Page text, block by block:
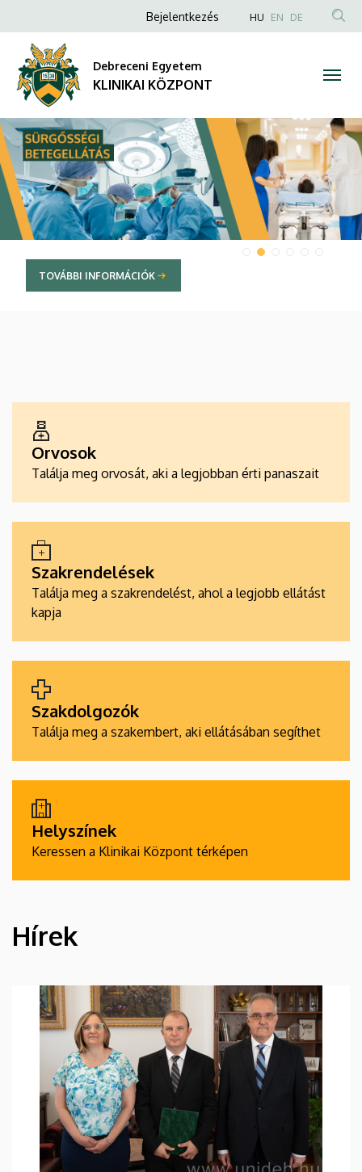
KÖZPONT
Anonim
fiók
menüje
Bejelentkezés HU EN DE
Debreceni Egyetem
KLINIKAI KÖZPONT
DIAVETÍTÉS
TOVÁBBI INFORMÁCIÓK
SZOLGÁLTATÁSKERESŐK
Orvosok
Találja meg orvosát, aki a legjobban érti panaszait
Szakrendelések
Találja meg a szakrendelést, ahol a legjobb ellátást
kapja
Szakdolgozók
Találja meg a szakembert, aki ellátásában segíthet
Helyszínek
Keressen a Klinikai Központ térképen
HÍREK
Hírek